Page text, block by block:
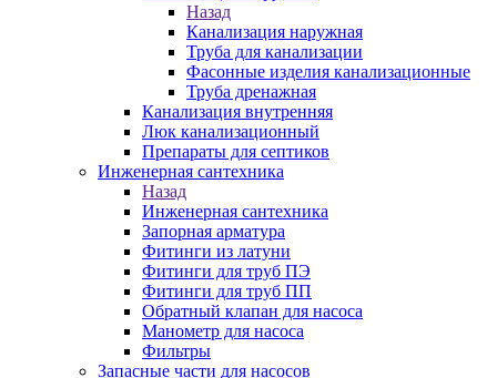
Назад
Канализация наружная
Труба для канализации
Фасонные изделия канализационные
Труба дренажная
Канализация внутренняя
Люк канализационный
Препараты для септиков
Инженерная сантехника
Назад
Инженерная сантехника
Запорная арматура
Фитинги из латуни
Фитинги для труб ПЭ
Фитинги для труб ПП
Обратный клапан для насоса
Манометр для насоса
Фильтры
Запасные части для насосов